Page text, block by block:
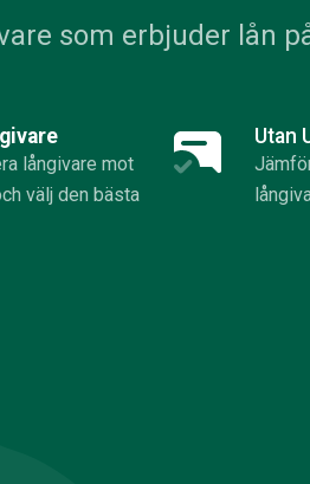
som erbjuder lån
långivare mot
välj den bästa
Utan